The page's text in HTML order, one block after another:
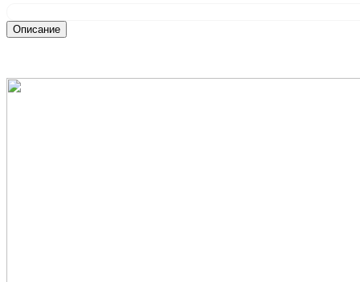
Описание